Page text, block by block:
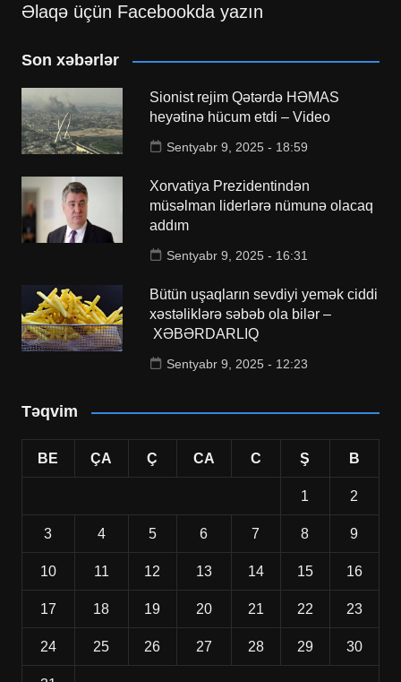
Əlaqə üçün Facebookda yazın
Son xəbərlər
Sionist rejim Qətərdə HƏMAS
heyətinə hücum etdi – Video
Sentyabr 9, 2025 - 18:59
Xorvatiya Prezidentindən
müsəlman liderlərə nümunə olacaq
addım
Sentyabr 9, 2025 - 16:31
Bütün uşaqların sevdiyi yemək ciddi
xəstəliklərə səbəb ola bilər –
XƏBƏRDARLIQ
Sentyabr 9, 2025 - 12:23
Təqvim
BE ÇA Ç CA C Ş B
1 2
3 4 5 6 7 8 9
10 11 12 13 14 15 16
17 18 19 20 21 22 23
24 25 26 27 28 29 30